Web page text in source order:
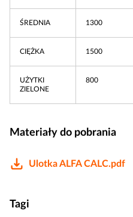
ŚREDNIA 1300
CIĘŻKA 1500
UŻYTKI
ZIELONE
800
Materiały do pobrania
Ulotka ALFA CALC.pdf
Tagi